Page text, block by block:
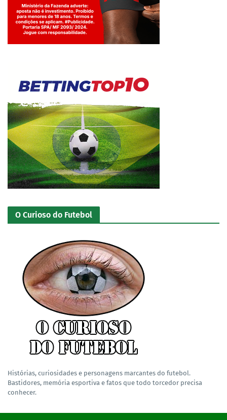
Jogue com responsabilidade. 18+
O Curioso do Futebol
Histórias, curiosidades e personagens marcantes do futebol.
Bastidores, memória esportiva e fatos que todo torcedor precisa
conhecer.